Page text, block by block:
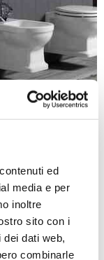
ed
media e per
inoltre
sito con i
dati web,
combinarle
Classico